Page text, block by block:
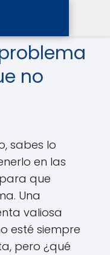
no
sabes lo
en las
que
Una
valiosa
esté siempre
pero ¿qué